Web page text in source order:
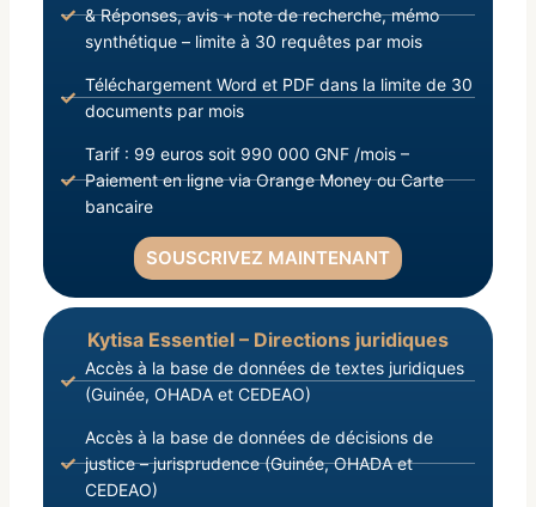
& Réponses, avis + note de recherche, mémo
synthétique – limite à 30 requêtes par mois
Téléchargement Word et PDF dans la limite de 30
documents par mois
Tarif : 99 euros soit 990 000 GNF /mois –
Paiement en ligne via Orange Money ou Carte
bancaire
SOUSCRIVEZ MAINTENANT
Kytisa Essentiel – Directions juridiques
Accès à la base de données de textes juridiques
(Guinée, OHADA et CEDEAO)
Accès à la base de données de décisions de
justice – jurisprudence (Guinée, OHADA et
CEDEAO)